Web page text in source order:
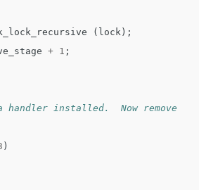
( lock );
+ 1 ;
handler installed.  Now remove
)